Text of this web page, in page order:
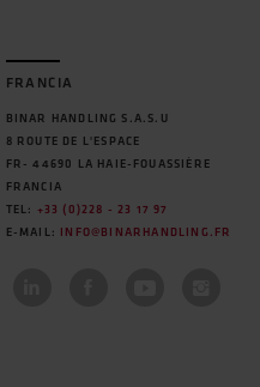
FRANCIA
BINAR HANDLING S.A.S.U
8 ROUTE DE L'ESPACE
FR- 44690 LA HAIE-FOUASSIÈRE
FRANCIA
TEL: +33 (0)228 - 23 17 97
E-MAIL: INFO@BINARHANDLING.FR